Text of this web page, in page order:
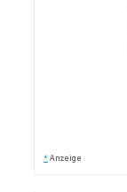
* Anzeige